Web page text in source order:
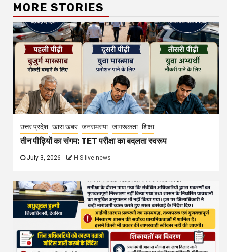
MORE STORIES
उत्तर प्रदेश खास खबर जनसमस्या जागरूकता शिक्षा
तीन पीढ़ियों का संगम: TET परीक्षा का बदलता स्वरूप
July 3, 2026 H S live news